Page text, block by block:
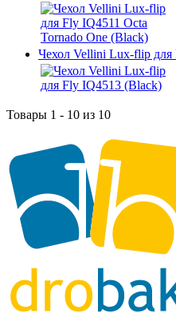
Чехол Vellini Lux-flip
Товары 1 - 10 из 10